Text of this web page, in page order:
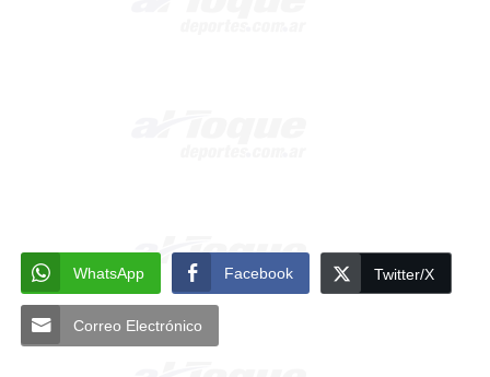
WhatsApp Facebook Twitter/X
Correo Electrónico